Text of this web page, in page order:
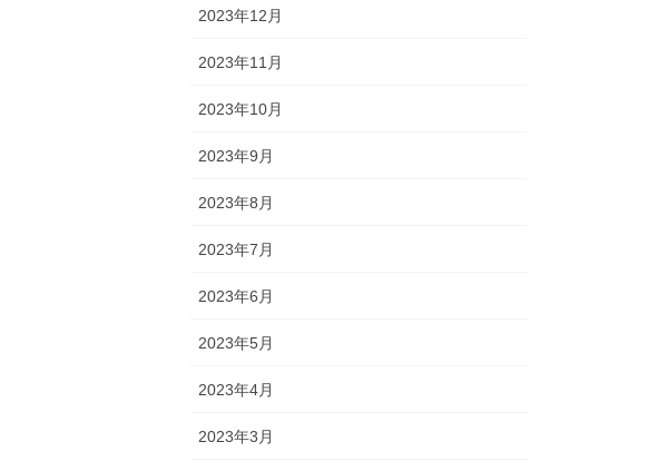
2023年12月
2023年11月
2023年10月
2023年9月
2023年8月
2023年7月
2023年6月
2023年5月
2023年4月
2023年3月